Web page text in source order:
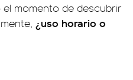
momento de descubrir
¿uso horario o